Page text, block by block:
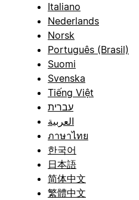
Italiano
Nederlands
Norsk
Português (Brasil)
Suomi
Svenska
Tiếng Việt
עברית
العربية
ภาษาไทย
한국어
日本語
简体中文
繁體中文